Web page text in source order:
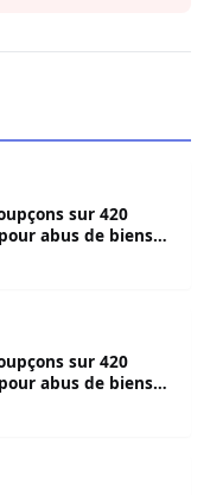
sur 420
abus de biens
sur 420
abus de biens